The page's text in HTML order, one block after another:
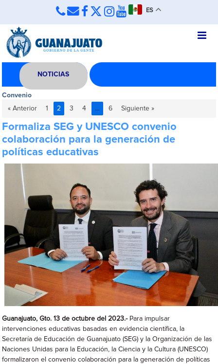
ES
NOTICIAS
Convenio
« Anterior
1 2 3 4 … 6 Siguiente »
Formaliza SEG y UNESCO convenio
colaboración para la generación de
políticas educativas
Guanajuato, Gto. 13 de octubre del 2023.-Para impulsar
intervenciones educativas basadas en evidencia científica, la
Secretaría de Educación de Guanajuato (SEG) y la Organización de las
Naciones Unidas para la Educación, la Ciencia y la Cultura (UNESCO)
formalizaron el convenio colaboración para la generación de políticas